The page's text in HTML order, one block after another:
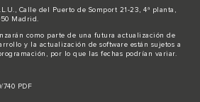
Calle del Puerto de Somport 21-23, 4ª planta,
Madrid.
como parte de una futura actualización de
y la actualización de software están sujetos a
por lo que las fechas podrían variar.
740 PDF